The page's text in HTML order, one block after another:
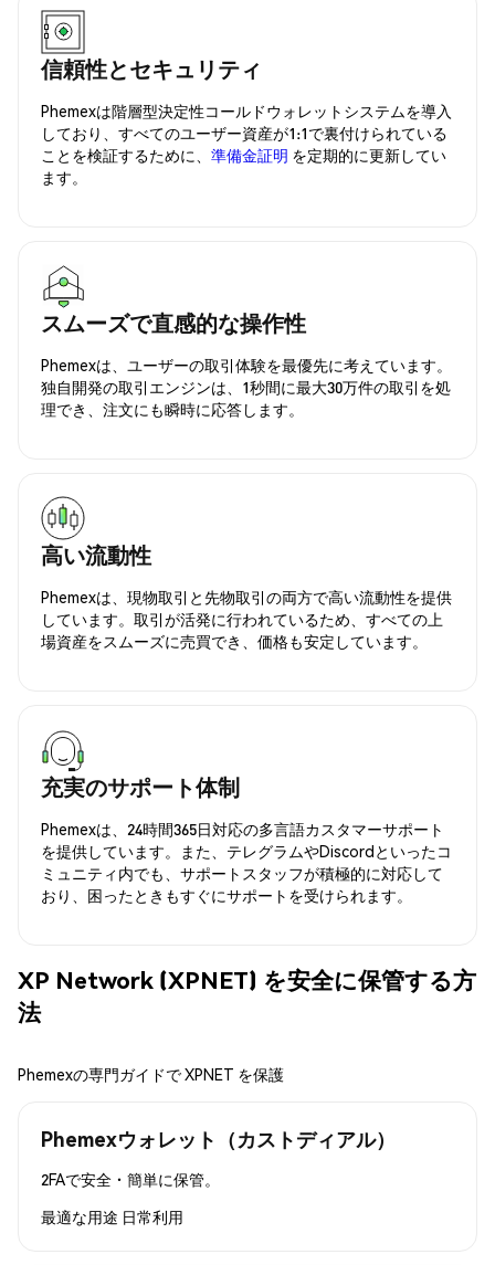
信頼性とセキュリティ
Phemexは階層型決定性コールドウォレットシステムを導入
しており、すべてのユーザー資産が1:1で裏付けられている
ことを検証するために、 準備金証明 を定期的に更新してい
ます。
スムーズで直感的な操作性
Phemexは、ユーザーの取引体験を最優先に考えています。
独自開発の取引エンジンは、1秒間に最大30万件の取引を処
理でき、注文にも瞬時に応答します。
高い流動性
Phemexは、現物取引と先物取引の両方で高い流動性を提供
しています。取引が活発に行われているため、すべての上
場資産をスムーズに売買でき、価格も安定しています。
充実のサポート体制
Phemexは、24時間365日対応の多言語カスタマーサポート
を提供しています。また、テレグラムやDiscordといったコ
ミュニティ内でも、サポートスタッフが積極的に対応して
おり、困ったときもすぐにサポートを受けられます。
XP Network (XPNET) を安全に保管する方
法
Phemexの専門ガイドで XPNET を保護
Phemexウォレット（カストディアル）
2FAで安全・簡単に保管。
最適な用途 日常利用